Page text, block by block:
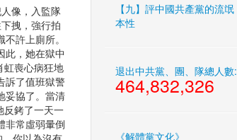
像，入監隊
拽，強行拍
許上廁所。
此，她在獄中
虹喪心病狂地
訴了值班獄警
妥協了。當清
反銬了一天一
非常虛弱暈倒
【九】評中國共產黨的流氓
本性
退出中共黨、團、隊總人數:
464,832,326
《解體黨文化》